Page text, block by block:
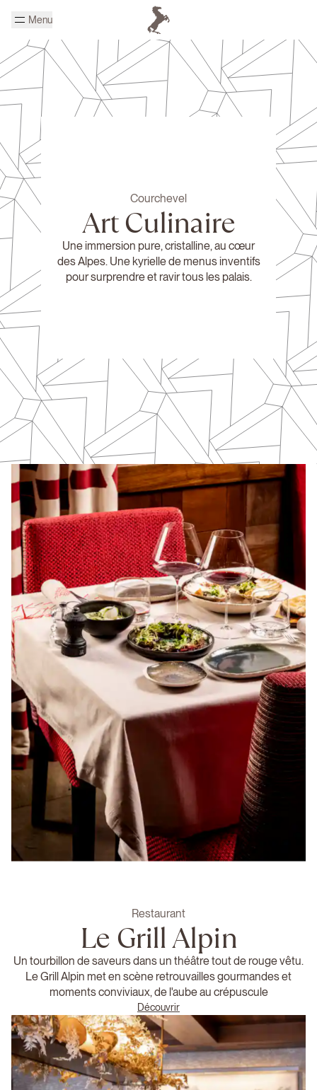
Page d'accueil Cheval Blanc
Menu
Courchevel
Art Culinaire
Une immersion pure, cristalline, au cœur
des Alpes. Une kyrielle de menus inventifs
pour surprendre et ravir tous les palais.
Restaurant
Le Grill Alpin
Un tourbillon de saveurs dans un théâtre tout de rouge vêtu.
Le Grill Alpin met en scène retrouvailles gourmandes et
moments conviviaux, de l'aube au crépuscule
Découvrir